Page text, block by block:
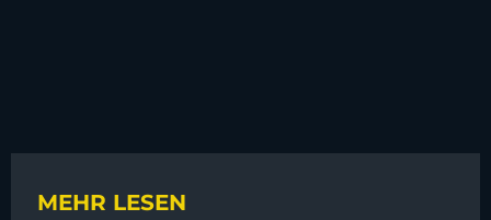
MEHR LESEN